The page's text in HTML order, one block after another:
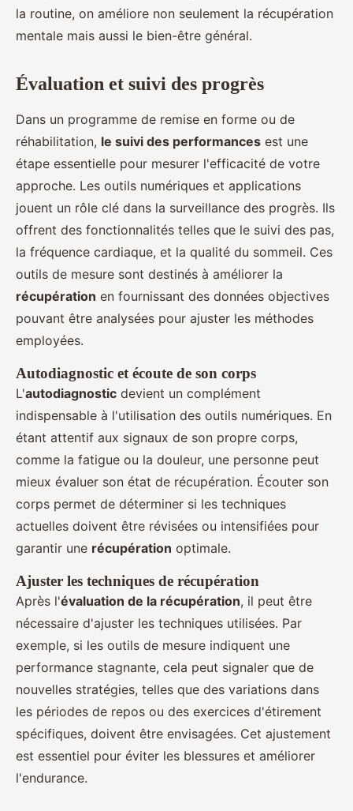
la routine, on améliore non seulement la récupération
mentale mais aussi le bien-être général.
Évaluation et suivi des progrès
Dans un programme de remise en forme ou de
réhabilitation, le suivi des performances est une
étape essentielle pour mesurer l'efficacité de votre
approche. Les outils numériques et applications
jouent un rôle clé dans la surveillance des progrès. Ils
offrent des fonctionnalités telles que le suivi des pas,
la fréquence cardiaque, et la qualité du sommeil. Ces
outils de mesure sont destinés à améliorer la
récupération en fournissant des données objectives
pouvant être analysées pour ajuster les méthodes
employées.
Autodiagnostic et écoute de son corps
L'autodiagnostic devient un complément
indispensable à l'utilisation des outils numériques. En
étant attentif aux signaux de son propre corps,
comme la fatigue ou la douleur, une personne peut
mieux évaluer son état de récupération. Écouter son
corps permet de déterminer si les techniques
actuelles doivent être révisées ou intensifiées pour
garantir une récupération optimale.
Ajuster les techniques de récupération
Après l'évaluation de la récupération, il peut être
nécessaire d'ajuster les techniques utilisées. Par
exemple, si les outils de mesure indiquent une
performance stagnante, cela peut signaler que de
nouvelles stratégies, telles que des variations dans
les périodes de repos ou des exercices d'étirement
spécifiques, doivent être envisagées. Cet ajustement
est essentiel pour éviter les blessures et améliorer
l'endurance.